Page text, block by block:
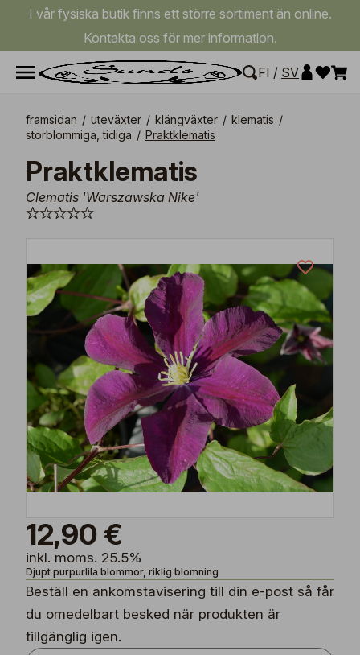
I vår fysiska butik finns ett större sortiment än online.
Kontakta oss för mer information.
FI / SV
framsidan / uteväxter / klängväxter / klematis /
storblommiga, tidiga / Praktklematis
Praktklematis
Clematis 'Warszawska Nike'
12,90 €
inkl. moms. 25.5%
Djupt purpurlila blommor, riklig blomning
Beställ en ankomstavisering till din e-post så får
du omedelbart besked när produkten är
tillgänglig igen.